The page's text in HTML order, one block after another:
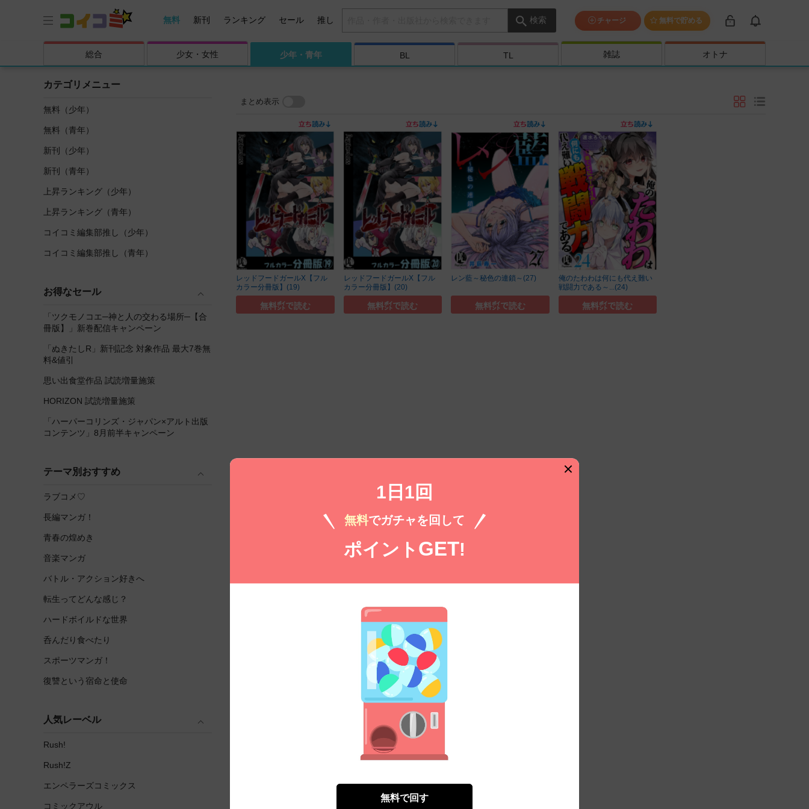
無料 新刊 ランキング セール 推し 検索 チャージ 無料で貯める
総合 少女・ 女性 少年・ 青年 BL TL 雑誌 オトナ
カテゴリメニュー
無料（少年）
無料（青年）
新刊（少年）
新刊（青年）
上昇ランキング（少年）
上昇ランキング（青年）
コイコミ編集部推し（少年）
コイコミ編集部推し（青年）
お得なセール
「ツクモノコエ─神と人の交わる場所─【合
冊版】」新巻配信キャンペーン
「ぬきたしR」新刊記念 対象作品 最大7巻無
料&値引
思い出食堂作品 試読増量施策
HORIZON 試読増量施策
「ハーパーコリンズ・ジャパン×アルト出版
コンテンツ」8月前半キャンペーン
テーマ別おすすめ
ラブコメ♡
長編マンガ！
青春の煌めき
音楽マンガ
バトル・アクション好きへ
転生ってどんな感じ？
ハードボイルドな世界
呑んだり食べたり
スポーツマンガ！
復讐という宿命と使命
人気レーベル
Rush!
Rush!Z
エンペラーズコミックス
コミックアウル
まとめ表示
レッドフードガールX【フル
カラー分冊版】(19)
無料㌽で読む
レッドフードガールX【フル
カラー分冊版】(20)
無料㌽で読む
レン藍～秘色の連鎖～(27)
無料㌽で読む
俺のたわわは何にも代え難い
戦闘力である～...(24)
無料㌽で読む
1日1回
無料でガチャを回して
ポイント GET!
無料で回す